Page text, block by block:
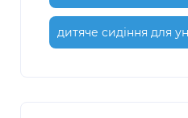
дитяче сидіння для